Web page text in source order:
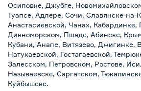
Осиповке, Джубге,
Туапсе, Адлере, Сочи, Славянске-на-
Анастасиевской, Чанах, Кабардинке,
Дивноморском, Пшаде, Абинске,
Кубани, Анапе, Витязево, Джигинке,
Натухаевской, Гостагаевской,
Залесском, Петровском, Ростове,
Называевске, Саргатском,
Куйбышеве.